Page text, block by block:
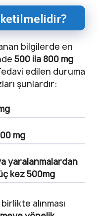
bilgilerde en
500 ila 800 mg
edilen duruma
şunlardır:
mg
yaralanmalardan
kez 500mg
alınması